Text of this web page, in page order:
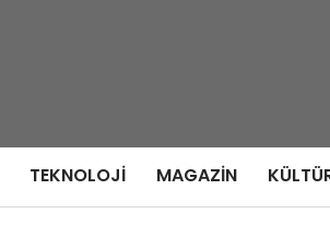
TEKNOLOJI MAGAZIN